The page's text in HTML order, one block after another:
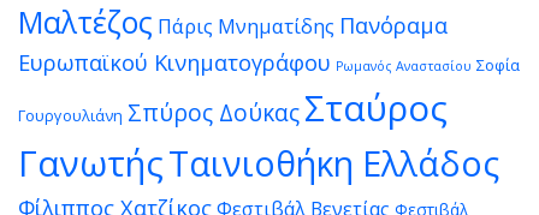
Μαλτέζος Πάρις Μνηματίδης Πανόραμα
Ευρωπαϊκού Κινηματογράφου Ρωμανός Αναστασίου Σοφία
Γουργουλιάνη Σπύρος ΔούκαςΣταύρος
ΓανωτήςΤαινιοθήκη Ελλάδος
Φίλιππος ΧατζίκοςΦεστιβάλ Βενετίας Φεστιβάλ